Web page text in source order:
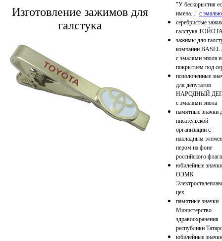
Изготовление зажимов для
галстука
"У бескорыстия
имена..." с
серебристые
галстука
зажимы для
компании BASEL
с эмалями эпола и
покрытием под
позолоченные
для депутатов
НАРОДНЫЙ
с эмалями эпола
памятные значки
писательской
организации с
накладным
пером на фоне
российского флага
юбилейные
ОЭМК
цех
памятные значки
Министерство
здравоохранения
республики
юбилейные